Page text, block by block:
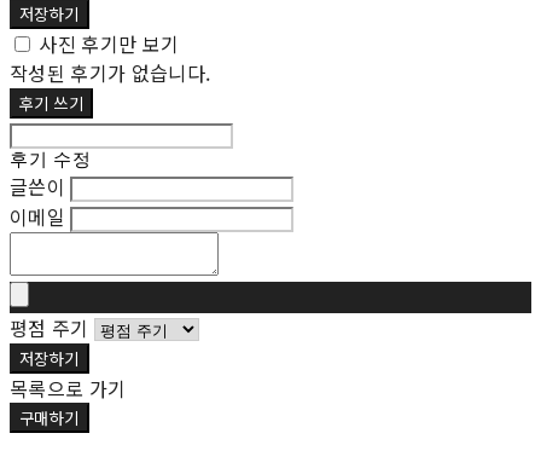
저장하기
사진 후기만 보기
작성된 후기가 없습니다.
후기 쓰기
후기 수정
글쓴이
이메일
평점 주기
저장하기
목록으로 가기
구매하기